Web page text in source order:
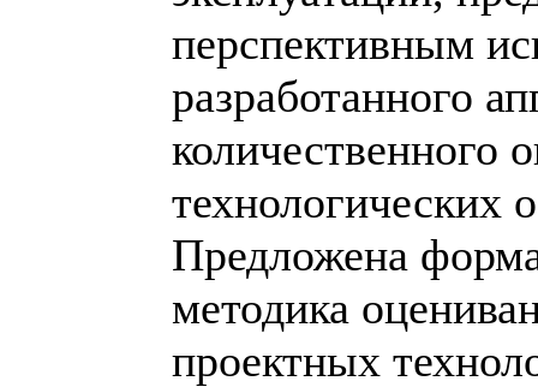
перспективным
разработанного
количественного
технологических
Предложена
методика
проектных